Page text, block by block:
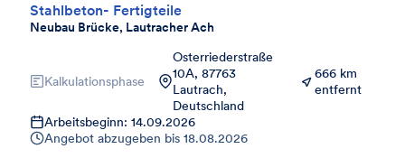
Stahlbeton- Fertigteile
Neubau Brücke, Lautracher Ach
Kalkulationsphase
Osterriederstraße
10A, 87763
Lautrach,
Deutschland
666 km
entfernt
Arbeitsbeginn: 14.09.2026
Angebot abzugeben bis 18.08.2026